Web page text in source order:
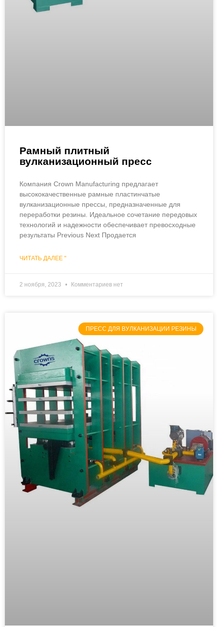
Рамный плитный
вулканизационный пресс
Компания Crown Manufacturing предлагает
высококачественные рамные пластинчатые
вулканизационные прессы, предназначенные для
переработки резины. Идеальное сочетание передовых
технологий и надежности обеспечивает превосходные
результаты Previous Next Продается
ЧИТАТЬ ДАЛЕЕ "
2 ноября, 2023 Комментариев нет
ПРЕСС ДЛЯ ВУЛКАНИЗАЦИИ РЕЗИНЫ